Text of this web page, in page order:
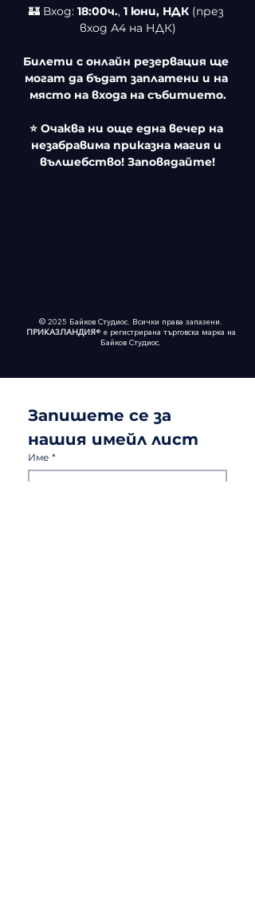
🏰 Вход: 18:00ч., 1 юни, НДК (през
вход А4 на НДК)
Билети с онлайн резервация ще
могат да бъдат заплатени и на
място на входа на събитието.
⭐ Очаква ни още една вечер на
незабравима приказна магия и
вълшебство! Заповядайте!
© 2025 Байков Студиос. Всички права запазени.
ПРИКАЗЛАНДИЯ® е регистрирана търговска марка на
Байков Студиос.
Запишете се за
нашия имейл лист
Име *